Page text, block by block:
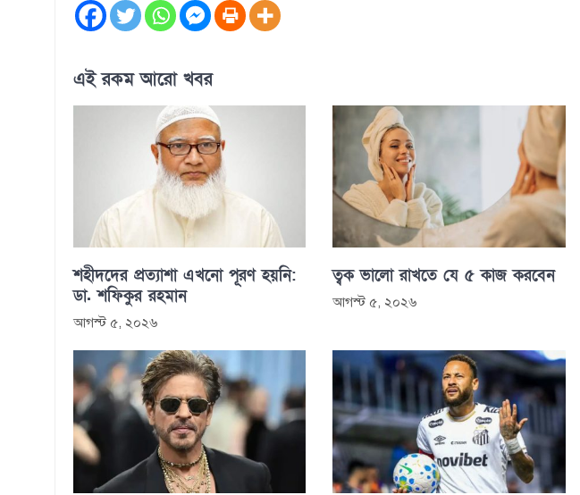
এই রকম আরো খবর
শহীদদের প্রত্যাশা এখনো পূরণ হয়নি:
ডা. শফিকুর রহমান
আগস্ট ৫, ২০২৬
ত্বক ভালো রাখতে যে ৫ কাজ করবেন
আগস্ট ৫, ২০২৬